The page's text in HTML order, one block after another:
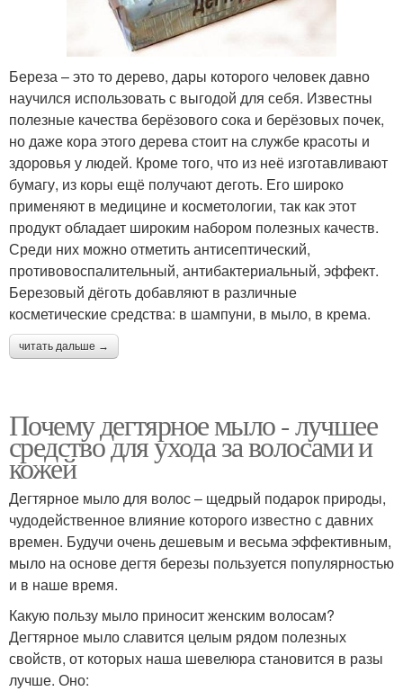
Береза – это то дерево, дары которого человек давно
научился использовать с выгодой для себя. Известны
полезные качества берёзового сока и берёзовых почек,
но даже кора этого дерева стоит на службе красоты и
здоровья у людей. Кроме того, что из неё изготавливают
бумагу, из коры ещё получают деготь. Его широко
применяют в медицине и косметологии, так как этот
продукт обладает широким набором полезных качеств.
Среди них можно отметить антисептический,
противовоспалительный, антибактериальный, эффект.
Березовый дёготь добавляют в различные
косметические средства: в шампуни, в мыло, в крема.
читать дальше →
Почему дегтярное мыло - лучшее
средство для ухода за волосами и
кожей
Дегтярное мыло для волос – щедрый подарок природы,
чудодейственное влияние которого известно с давних
времен. Будучи очень дешевым и весьма эффективным,
мыло на основе дегтя березы пользуется популярностью
и в наше время.
Какую пользу мыло приносит женским волосам?
Дегтярное мыло славится целым рядом полезных
свойств, от которых наша шевелюра становится в разы
лучше. Оно: